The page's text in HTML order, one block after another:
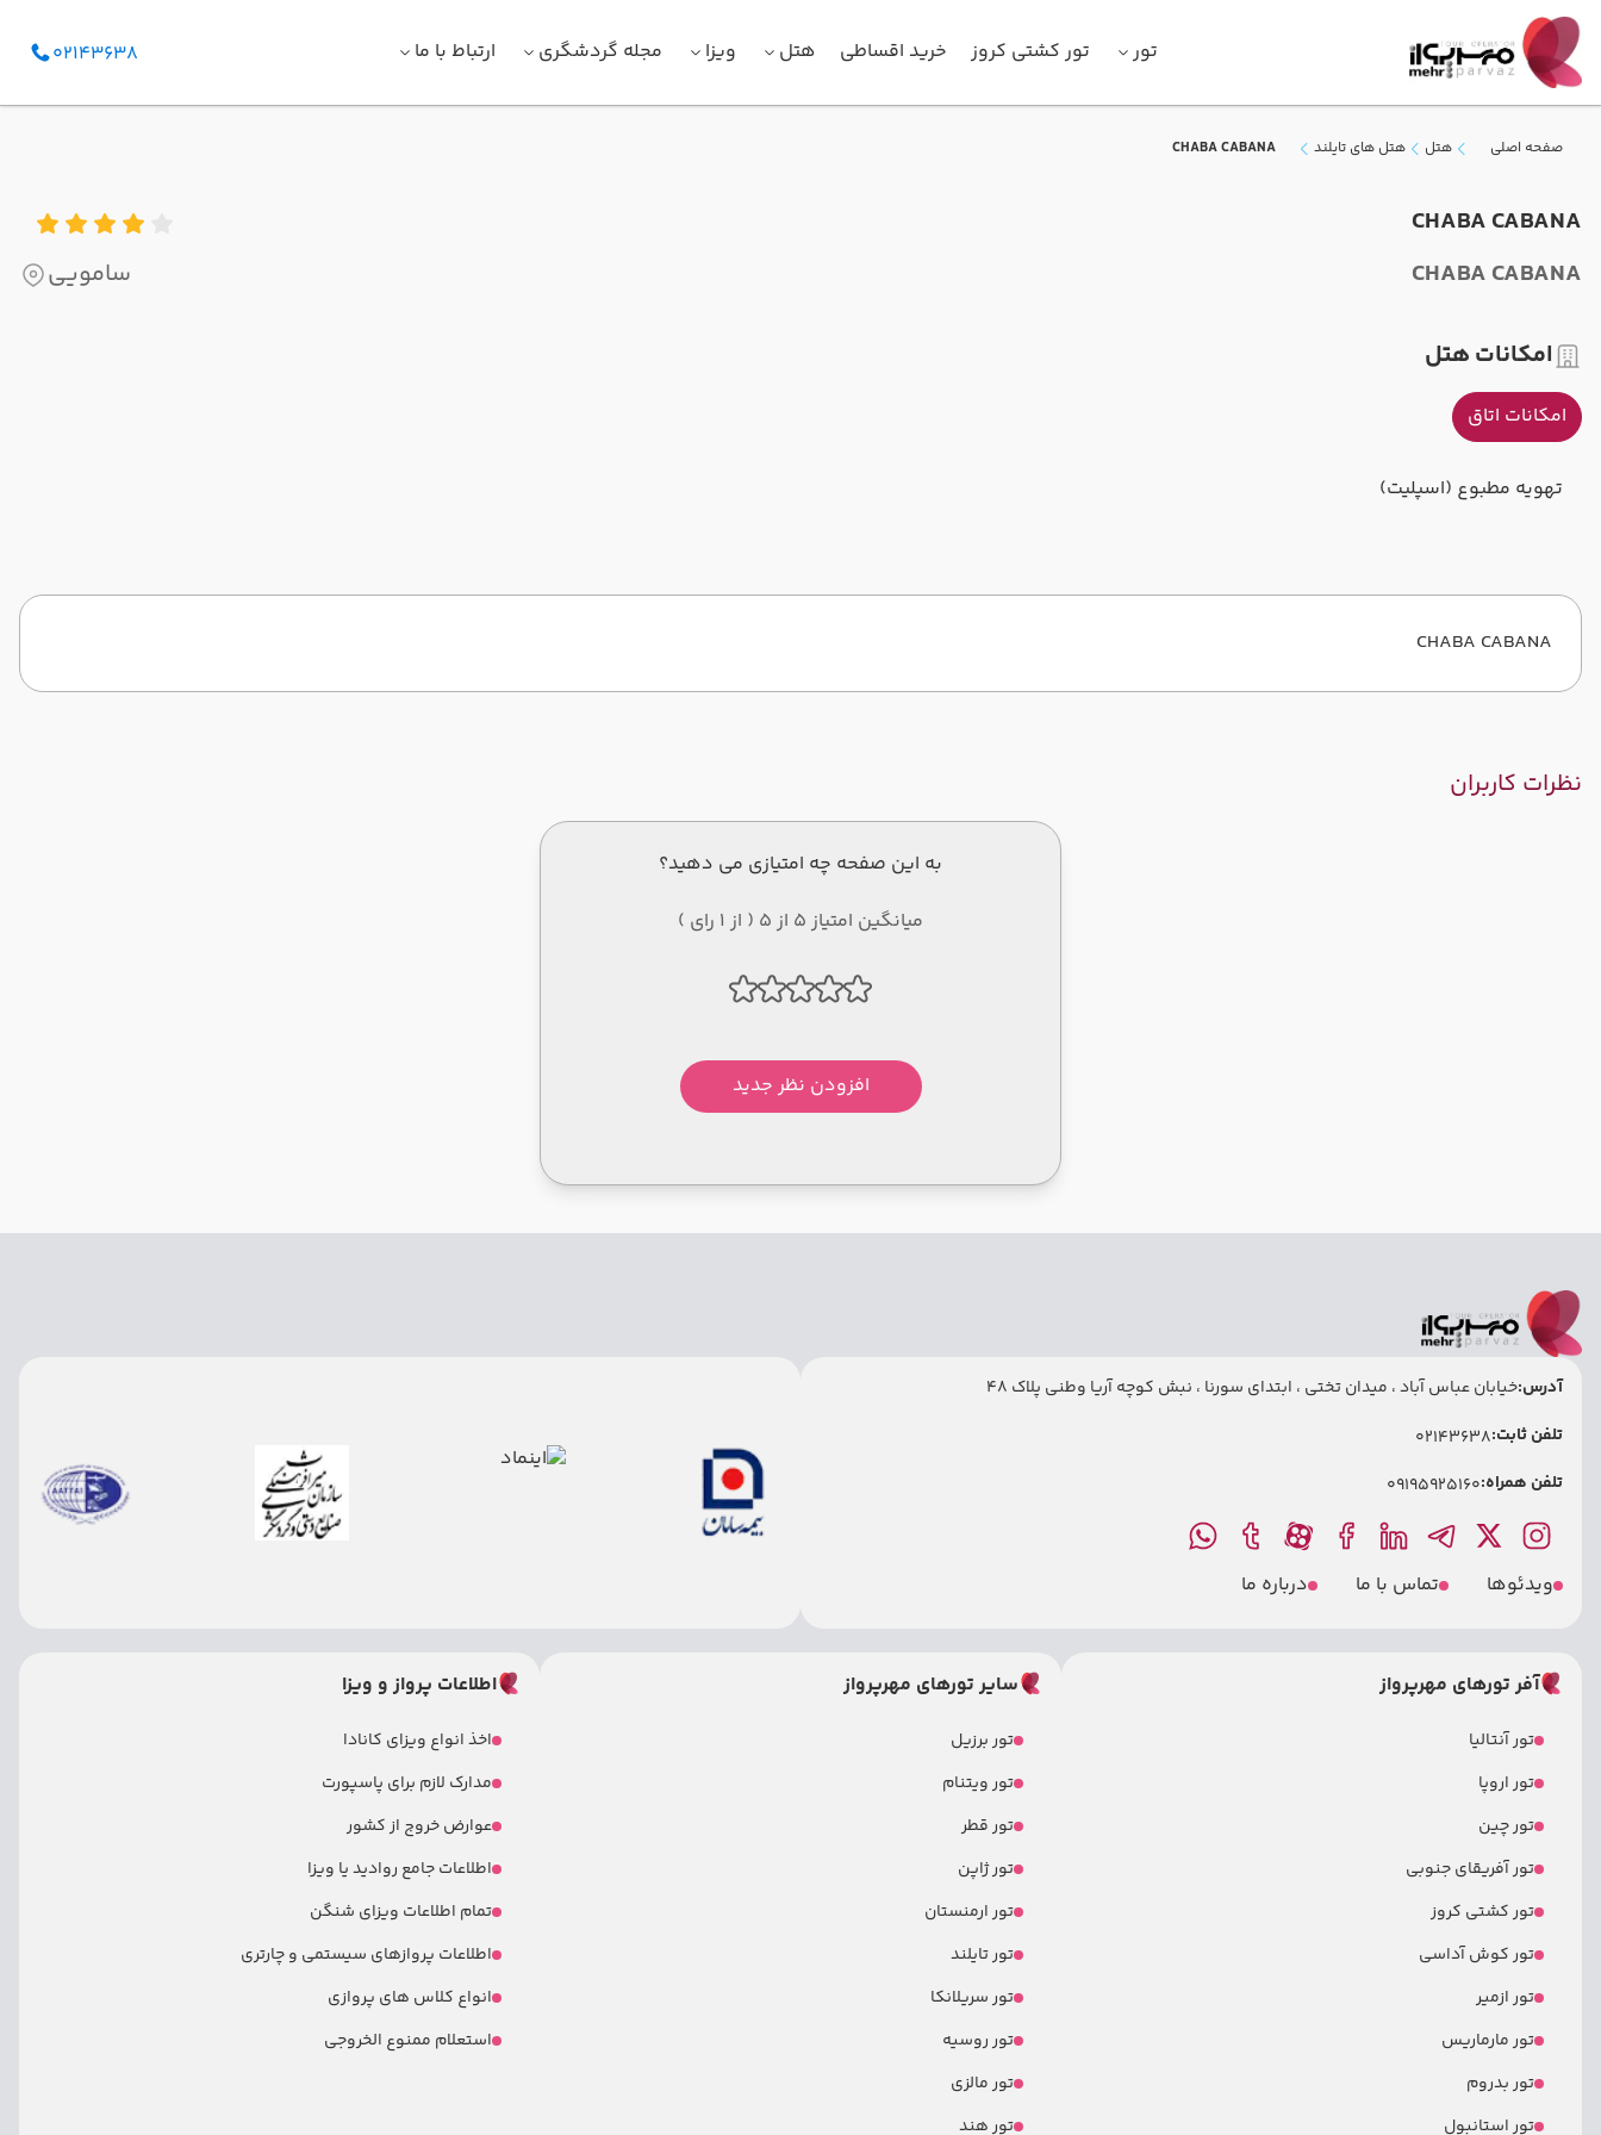
تور تور کشتی کروز خرید اقساطی هتل ویزا مجله گردشگری ارتباط با ما 02143638
صفحه اصلی هتل هتل های تایلند CHABA CABANA
CHABA CABANA
CHABA CABANA
سامویی
امکانات هتل
امکانات اتاق
تهویه مطبوع (اسپلیت)
CHABA CABANA
نظرات کاربران
به این صفحه چه امتیازی می دهید؟
میانگین امتیاز 5 از 5 ( از 1 رای )
افزودن نظر جدید
آدرس:خیابان عباس آباد ، میدان تختی ، ابتدای سورنا ، نبش کوچه آریا وطنی پلاک 48
تلفن ثابت:02143638
تلفن همراه:09195925160
ویدئوها تماس با ما درباره ما
آفر تورهای مهرپرواز
تور آنتالیا
تور اروپا
تور چین
تور آفریقای جنوبی
تور کشتی کروز
تور کوش آداسی
تور ازمیر
تور مارماریس
تور بدروم
تور استانبول
سایر تورهای مهرپرواز
تور برزیل
تور ویتنام
تور قطر
تور ژاپن
تور ارمنستان
تور تایلند
تور سریلانکا
تور روسیه
تور مالزی
تور هند
اطلاعات پرواز و ویزا
اخذ انواع ویزای کانادا
مدارک لازم برای پاسپورت
عوارض خروج از کشور
اطلاعات جامع روادید یا ویزا
تمام اطلاعات ویزای شنگن
اطلاعات پروازهای سیستمی و چارتری
انواع کلاس های پروازی
استعلام ممنوع الخروجی